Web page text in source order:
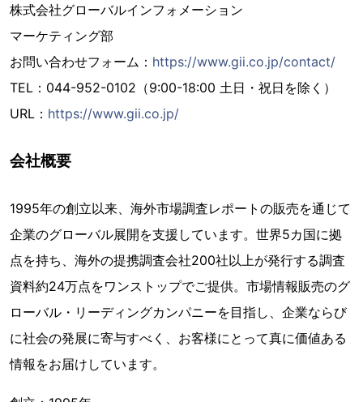
株式会社グローバルインフォメーション
マーケティング部
お問い合わせフォーム： https://www.gii.co.jp/contact/
TEL：044-952-0102（9:00-18:00 土日・祝日を除く）
URL： https://www.gii.co.jp/
会社概要
1995年の創立以来、海外市場調査レポートの販売を通じて
企業のグローバル展開を支援しています。世界5カ国に拠
点を持ち、海外の提携調査会社200社以上が発行する調査
資料約24万点をワンストップでご提供。市場情報販売のグ
ローバル・リーディングカンパニーを目指し、企業ならび
に社会の発展に寄与すべく、お客様にとって真に価値ある
情報をお届けしています。